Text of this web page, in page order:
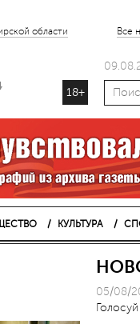
области Все
18+
КУЛЬТУРА
05/08/